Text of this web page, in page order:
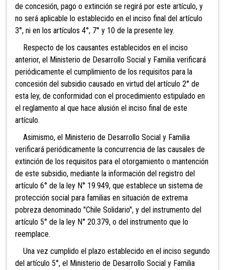
de concesión, pago o extinción se regirá por este artículo, y
no será aplicable lo establecido en el inciso final del artículo
3°, ni en los artículos 4°, 7° y 10 de la presente ley.
Respecto de los causantes establecidos en el inciso
anterior, el Ministerio de Desarrollo Social y Familia verificará
periódicamente el cumplimiento de los requisitos para la
concesión del subsidio causado en virtud del artículo 2° de
esta ley, de conformidad con el procedimiento estipulado en
el reglamento al que hace alusión el inciso final de este
artículo.
Asimismo, el Ministerio de Desarrollo Social y Familia
verificará periódicamente la concurrencia de las causales de
extinción de los requisitos para el otorgamiento o mantención
de este subsidio, mediante la información del registro del
artículo 6° de la ley N° 19.949, que establece un sistema de
protección social para familias en situación de extrema
pobreza denominado "Chile Solidario", y del instrumento del
artículo 5° de la ley N° 20.379, o del instrumento que lo
reemplace.
Una vez cumplido el plazo establecido en el inciso segundo
del artículo 5°, el Ministerio de Desarrollo Social y Familia